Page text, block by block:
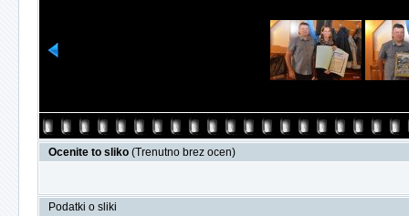
Ocenite to sliko (Trenutno brez ocen)
Podatki o sliki